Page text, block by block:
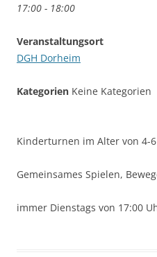
17:00 - 18:00
Veranstaltungsort
DGH Dorheim
Kategorien Keine Kategorien
Kinderturnen im Alter von 4-6
Gemeinsames Spielen,
immer Dienstags von 17:00